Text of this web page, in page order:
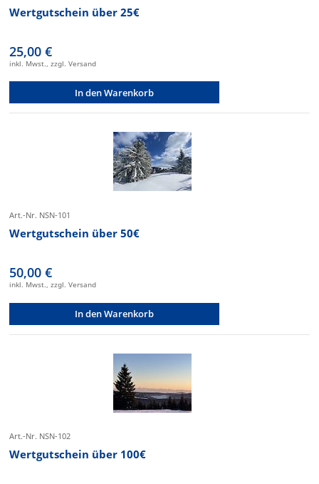
Wertgutschein über 25€
25,00 €
inkl. Mwst., zzgl. Versand
In den Warenkorb
Art.-Nr. NSN-101
Wertgutschein über 50€
50,00 €
inkl. Mwst., zzgl. Versand
In den Warenkorb
Art.-Nr. NSN-102
Wertgutschein über 100€